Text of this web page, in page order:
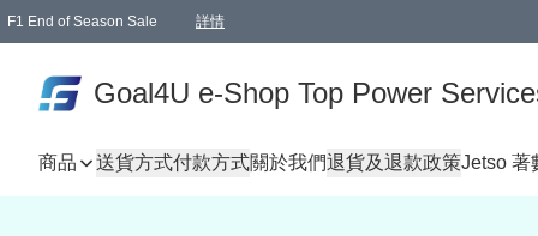
F1 End of Season Sale 詳情
Goal4U e-Shop Top Power
商品 送貨方式付款方式關於我們退貨及退款政策Jetso 著